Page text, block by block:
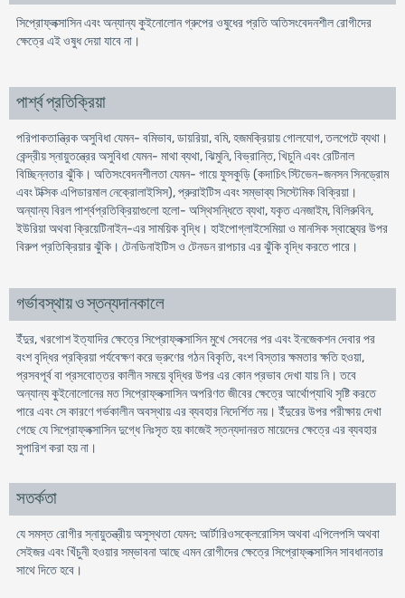
সিপ্রোফ্লক্সাসিন এবং অন্যান্য কুইনোলোন গ্রুপের ওষুধের প্রতি অতিসংবেদনশীল রোগীদের
ক্ষেত্রে এই ওষুধ দেয়া যাবে না।
পার্শ্ব প্রতিক্রিয়া
পরিপাকতান্ত্রিক অসুবিধা যেমন- বমিভাব, ডায়রিয়া, বমি, হজমক্রিয়ায় গোলযোগ, তলপেটে ব্যথা।
কেন্দ্রীয় স্নায়ুতন্ত্রের অসুবিধা যেমন- মাথা ব্যথা, ঝিমুনি, বিভ্রান্তি, খিচুনি এবং রেটিনাল
বিচ্ছিন্নতার ঝুঁকি। অতিসংবেদনশীলতা যেমন- গায়ে ফুসকুড়ি (কদাচিৎ স্টিভেন-জনসন সিনড্রোম
এবং টক্সিক এপিডারমাল নেক্রোলাইসিস), প্রুরাইটিস এবং সম্ভাব্য সিস্টেমিক বিক্রিয়া।
অন্যান্য বিরল পার্শ্বপ্রতিক্রিয়াগুলো হলো- অস্থিসন্ধিতে ব্যথা, যকৃত এনজাইম, বিলিরুবিন,
ইউরিয়া অথবা ক্রিয়েটিনাইন-এর সাময়িক বৃদ্ধি। হাইপোগ্লাইসেমিয়া ও মানসিক স্বাস্থ্যের উপর
বিরুপ প্রতিক্রিয়ার ঝুঁকি। টেনডিনাইটিস ও টেনডন রাপচার এর ঝুঁকি বৃদ্ধি করতে পারে।
গর্ভাবস্থায় ও স্তন্যদানকালে
ইঁদুর, খরগোশ ইত্যাদির ক্ষেত্রে সিপ্রোফ্লক্সাসিন মুখে সেবনের পর এবং ইনজেকশন দেবার পর
বংশ বৃদ্ধির প্রক্রিয়া পর্যবেক্ষণ করে ভ্রুণের গঠন বিকৃতি, বংশ বিস্তার ক্ষমতার ক্ষতি হওয়া,
প্রসবপূর্ব বা প্রসবোত্তর কালীন সময়ে বৃদ্ধির উপর এর কোন প্রভাব দেখা যায় নি। তবে
অন্যান্য কুইনোলোনের মত সিপ্রোফ্লক্সাসিন অপরিণত জীবের ক্ষেত্রে আর্থোপ্যাথি সৃষ্টি করতে
পারে এবং সে কারণে গর্ভকালীন অবস্থায় এর ব্যবহার নিদের্শিত নয়। ইঁদুরের উপর পরীক্ষায় দেখা
গেছে যে সিপ্রোফ্লক্সাসিন দুগ্ধে নিঃসৃত হয় কাজেই স্তন্যদানরত মায়েদের ক্ষেত্রে এর ব্যবহার
সুপারিশ করা হয় না।
সতর্কতা
যে সমস্ত রোগীর স্নায়ুতন্ত্রীয় অসুস্থতা যেমন: আর্টারিওসক্লেরোসিস অথবা এপিলেপসি অথবা
সেইজর এবং খিঁচুনী হওয়ার সম্ভাবনা আছে এমন রোগীদের ক্ষেত্রে সিপ্রোফ্লক্সাসিন সাবধানতার
সাথে দিতে হবে।